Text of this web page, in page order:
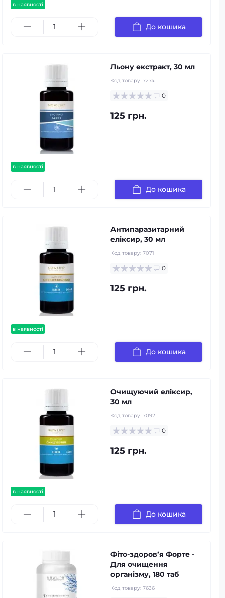
в наявності
До кошика
в наявності
Льону екстракт, 30 мл
Код товару: 7274
0
125 грн.
До кошика
в наявності
Антипаразитарний
еліксир, 30 мл
Код товару: 7071
0
125 грн.
До кошика
в наявності
Очищуючий еліксир,
30 мл
Код товару: 7092
0
125 грн.
До кошика
Фіто-здоров’я Форте -
Для очищення
організму, 180 таб
Код товару: 7636